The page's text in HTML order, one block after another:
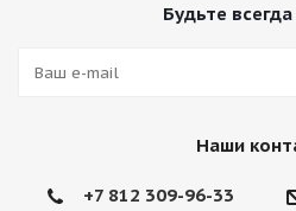
Будьте
Наши
+7 812 309-96-33